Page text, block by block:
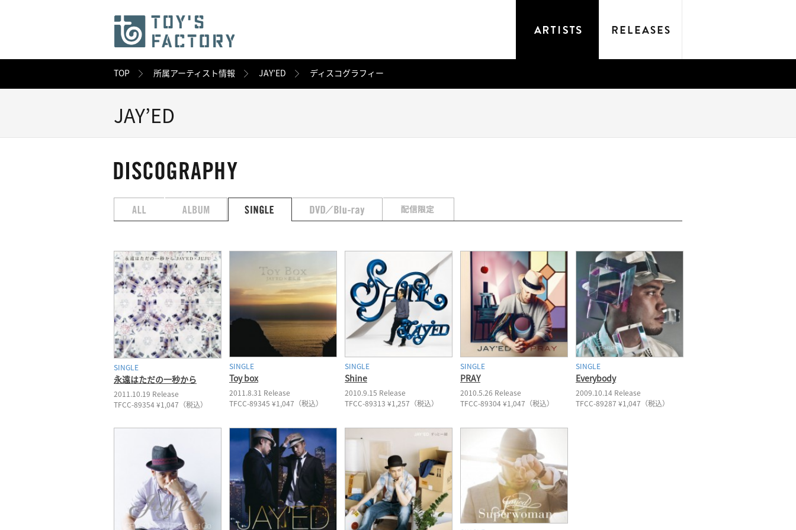
TOP 所属アーティスト情報 JAY’ED ディスコグラフィー
JAY’ED
SINGLE
永遠はただの一秒から
2011.10.19 Release
TFCC-89354 ¥1,047（税込）
SINGLE
Toy box
2011.8.31 Release
TFCC-89345 ¥1,047（税込）
SINGLE
Shine
2010.9.15 Release
TFCC-89313 ¥1,257（税込）
SINGLE
PRAY
2010.5.26 Release
TFCC-89304 ¥1,047（税込）
SINGLE
Everybody
2009.10.14 Release
TFCC-89287 ¥1,047（税込）